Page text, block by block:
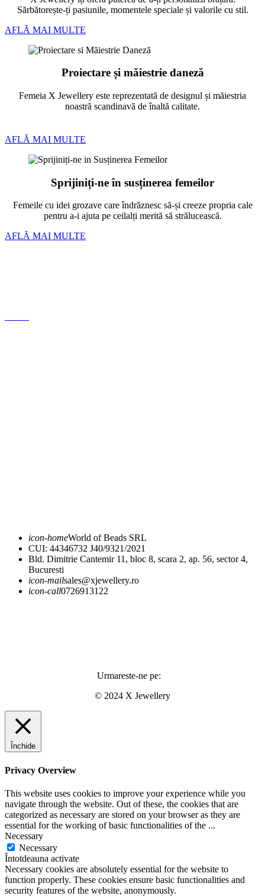
Sărbătorește-ți pasiunile, momentele speciale și valorile cu stil.
AFLĂ MAI MULTE
Proiectare și măiestrie daneză
Femeia X Jewellery este reprezentată de designul și măiestria
noastră scandinavă de înaltă calitate.
AFLĂ MAI MULTE
Sprijiniți-ne în susținerea femeilor
Femeile cu idei grozave care îndrăznesc să-și creeze propria cale
pentru a-i ajuta pe ceilalți merită să strălucească.
AFLĂ MAI MULTE
icon-homeWorld of Beads SRL
CUI: 44346732 J40/9321/2021
Bld. Dimitrie Cantemir 11, bloc 8, scara 2, ap. 56, sector 4,
Bucuresti
icon-mailsales@xjewellery.ro
icon-call0726913122
Urmareste-ne pe:
© 2024 X Jewellery
Închide
Privacy Overview
This website uses cookies to improve your experience while you
navigate through the website. Out of these, the cookies that are
categorized as necessary are stored on your browser as they are
essential for the working of basic functionalities of the ...
Necessary
Necessary
Întotdeauna activate
Necessary cookies are absolutely essential for the website to
function properly. These cookies ensure basic functionalities and
security features of the website, anonymously.